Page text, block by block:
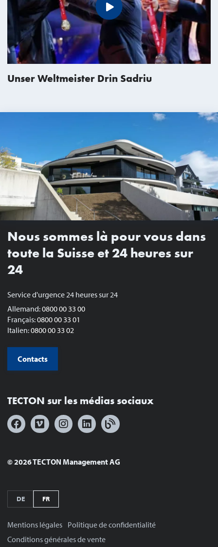
Unser Weltmeister Drin Sadriu
Nous sommes là pour vous dans
toute la Suisse et 24 heures sur
24
Service d'urgence 24 heures sur 24
Allemand:0800 00 33 00
Français:0800 00 33 01
Italien:0800 00 33 02
Contacts
TECTON sur les médias sociaux
© 2026 TECTON Management AG
DE FR
Mentions légales Politique de confidentialité
Conditions générales de vente